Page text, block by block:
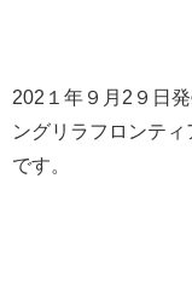
202１年９月2９日
ングリラフロンテ
です。